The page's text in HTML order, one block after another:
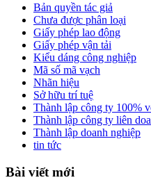
Bản quyền tác giả
Chưa được phân loại
Giấy phép lao động
Giấy phép vận tải
Kiểu dáng công nghiệp
Mã số mã vạch
Nhãn hiệu
Sở hữu trí tuệ
Thành lập công ty 100%
Thành lập công ty liên
Thành lập doanh nghiệp
tin tức
Bài viết mới